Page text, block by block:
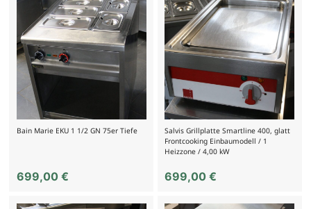
Bain Marie EKU 1 1/2 GN 75er Tiefe
699,00 €
Salvis Grillplatte Smartline 400, glatt
Frontcooking Einbaumodell / 1
Heizzone / 4,00 kW
699,00€